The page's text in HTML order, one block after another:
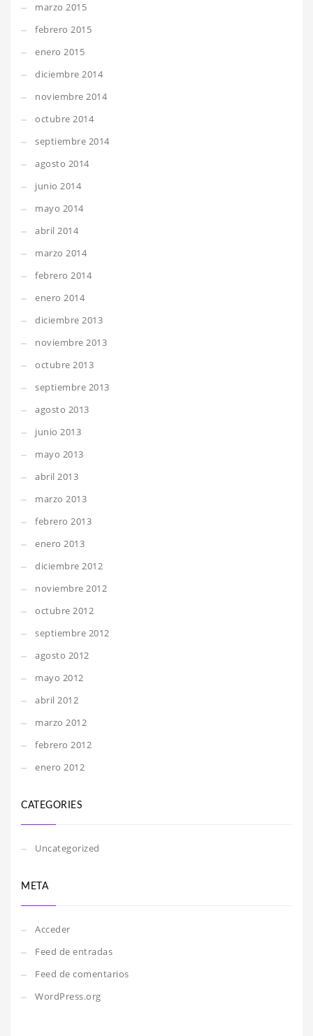
marzo 2015
febrero 2015
enero 2015
diciembre 2014
noviembre 2014
octubre 2014
septiembre 2014
agosto 2014
junio 2014
mayo 2014
abril 2014
marzo 2014
febrero 2014
enero 2014
diciembre 2013
noviembre 2013
octubre 2013
septiembre 2013
agosto 2013
junio 2013
mayo 2013
abril 2013
marzo 2013
febrero 2013
enero 2013
diciembre 2012
noviembre 2012
octubre 2012
septiembre 2012
agosto 2012
mayo 2012
abril 2012
marzo 2012
febrero 2012
enero 2012
CATEGORIES
Uncategorized
META
Acceder
Feed de entradas
Feed de comentarios
WordPress.org